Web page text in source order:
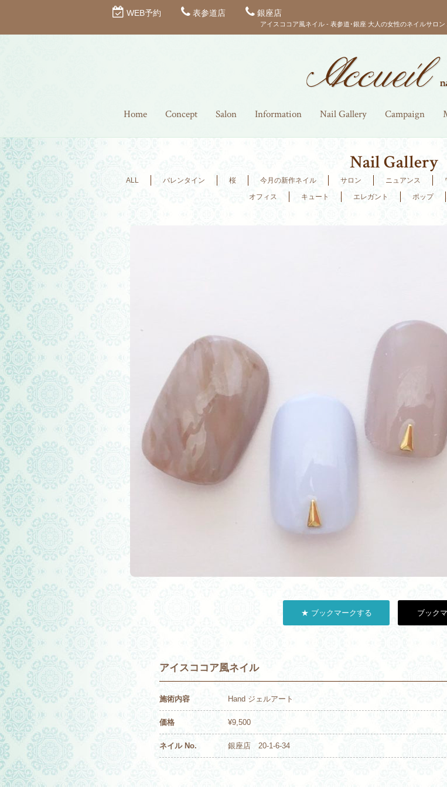
WEB予約 表参道店 銀座店
アイスココア風ネイル - 表参道･銀座 大人の女性のネイルサロ
Home Concept Salon Information Nail Gallery Campaign
Nail Gallery
ALL バレンタイン 桜 今月の新作ネイル サロン ニュアンス
オフィス
キュート エレガント ポップ
★ ブックマークする ブック
アイスココア風ネイル
施術内容 Hand ジェルアート
価格 ¥9,500
ネイル No. 銀座店 20-1-6-34